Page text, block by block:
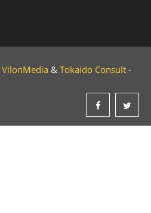
VilonMedia & Tokaido Consult -